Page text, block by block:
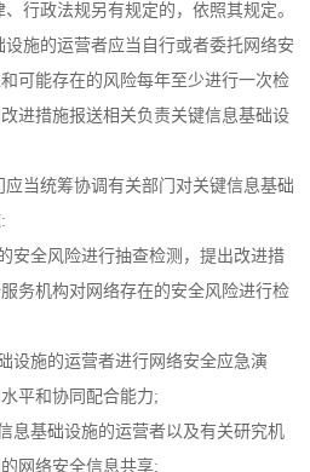
行政法规另有规定的，依照其规定。
施的运营者应当自行或者委托网络安
可能存在的风险每年至少进行一次检
进措施报送相关负责关键信息基础设
当统筹协调有关部门对关键信息基础
全风险进行抽查检测，提出改进措
务机构对网络存在的安全风险进行检
施的运营者进行网络安全应急演
平和协同配合能力;
基础设施的运营者以及有关研究机
网络安全信息共享;